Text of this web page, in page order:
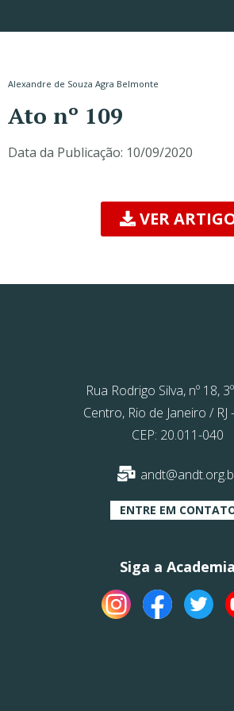
Alexandre de Souza Agra Belmonte
Ato nº 109
Data da Publicação: 10/09/2020
VER
Rua Rodrigo Silva, nº 18,
Centro, Rio de Janeiro / RJ
CEP: 20.011-040
ENTRE EM
Siga a Academia